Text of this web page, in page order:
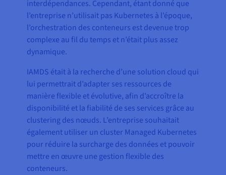
interdépendances. Cependant, étant donné que
l’entreprise n’utilisait pas Kubernetes à l’époque,
l’orchestration des conteneurs est devenue trop
complexe au fil du temps et n’était plus assez
dynamique.
IAMDS était à la recherche d’une solution cloud qui
lui permettrait d’adapter ses ressources de
manière flexible et évolutive, afin d’accroître la
disponibilité et la fiabilité de ses services grâce au
clustering des nœuds. L’entreprise souhaitait
également utiliser un cluster Managed Kubernetes
pour réduire la surcharge des données et pouvoir
mettre en œuvre une gestion flexible des
conteneurs.